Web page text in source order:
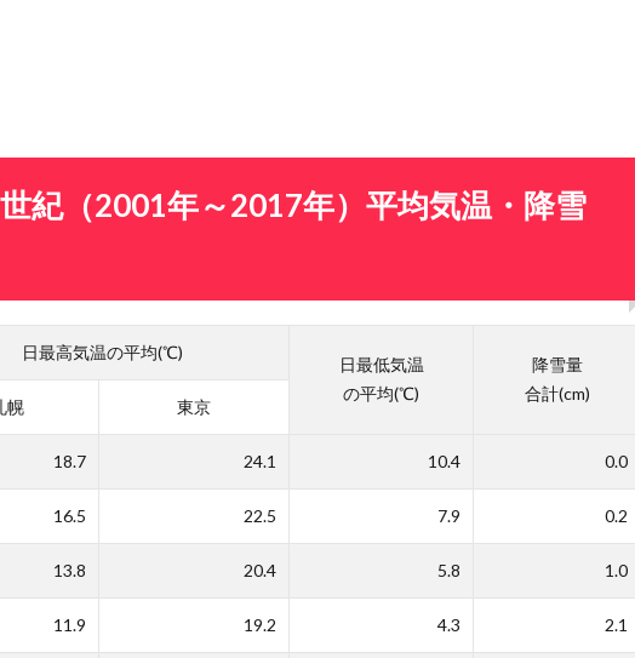
紀（2001年～2017年）平均気温・降雪
日最高気温の平均(℃)
日最低気温
の平均(℃)
降雪量
合計(cm)
幌 東京
18.7 24.1 10.4 0.0
16.5 22.5 7.9 0.2
13.8 20.4 5.8 1.0
11.9 19.2 4.3 2.1